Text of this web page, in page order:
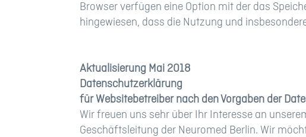
Browser verfügen eine Option mit der das
hingewiesen, dass die Nutzung und
Aktualisierung Mai 2018
Datenschutzerklärung
für Websitebetreiber nach den Vorgaben der
Wir freuen uns sehr über Ihr Interesse an
Geschäftsleitung der Neuromed Berlin. Wir